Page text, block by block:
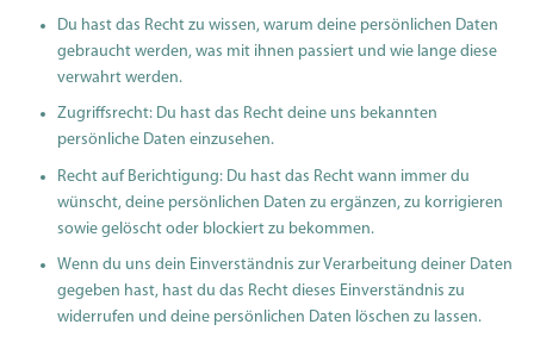
Du hast das Recht zu wissen, warum deine persönlichen Daten
gebraucht werden, was mit ihnen passiert und wie lange diese
verwahrt werden.
Zugriffsrecht: Du hast das Recht deine uns bekannten
persönliche Daten einzusehen.
Recht auf Berichtigung: Du hast das Recht wann immer du
wünscht, deine persönlichen Daten zu ergänzen, zu korrigieren
sowie gelöscht oder blockiert zu bekommen.
Wenn du uns dein Einverständnis zur Verarbeitung deiner Daten
gegeben hast, hast du das Recht dieses Einverständnis zu
widerrufen und deine persönlichen Daten löschen zu lassen.